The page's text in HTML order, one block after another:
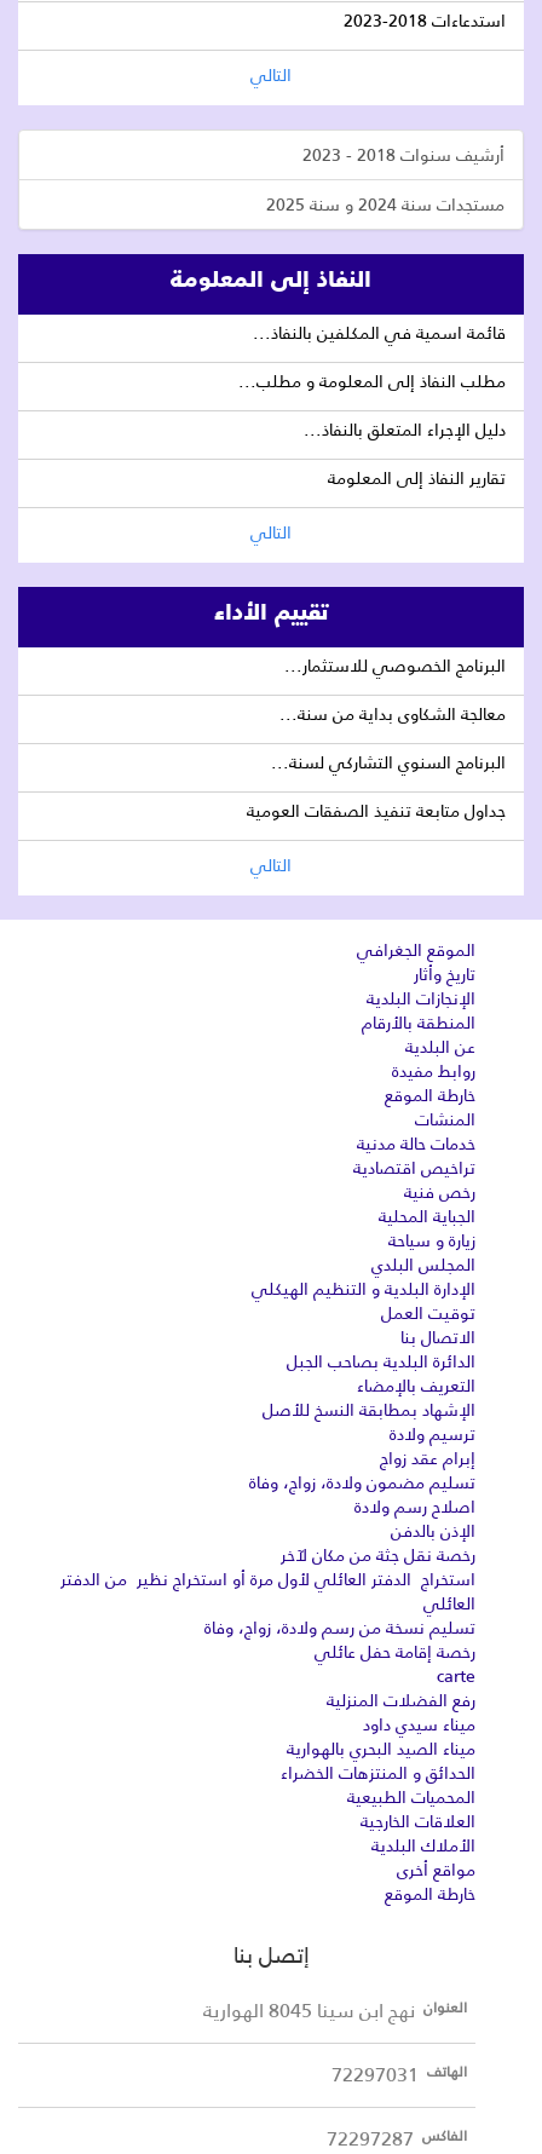
استدعاءات 2018-2023
التالي
أرشيف سنوات 2018 - 2023
مستجدات سنة 2024 و سنة 2025
النفاذ إلى المعلومة
قائمة اسمية في المكلفين بالنفاذ...
مطلب النفاذ إلى المعلومة و مطلب...
دليل الإجراء المتعلق بالنفاذ...
تقارير النفاذ إلى المعلومة
التالي
تقييم الأداء
البرنامج الخصوصي للاستثمار...
معالجة الشكاوى بداية من سنة...
البرنامج السنوي التشاركي لسنة...
جداول متابعة تنفيذ الصفقات العومية
التالي
الموقع الجغرافي
تاريخ وأثار
الإنجازات البلدية
المنطقة بالأرقام
عن البلدية
روابط مفيدة
خارطة الموقع
المنشات
خدمات حالة مدنية
تراخيص اقتصادية
رخص فنية
الجباية المحلية
زيارة و سياحة
المجلس البلدي
الإدارة البلدية و التنظيم الهيكلي
توقيت العمل
الاتصال بنا
الدائرة البلدية بصاحب الجبل
التعريف بالإمضاء
الإشهاد بمطابقة النسخ للأصل
ترسيم ولادة
إبرام عقد زواج
تسليم مضمون ولادة، زواج، وفاة
اصلاح رسم ولادة
الإذن بالدفن
رخصة نقل جثة من مكان لآخر
استخراج الدفتر العائلي لأول مرة أو استخراج نظير من الدفتر
العائلي
تسليم نسخة من رسم ولادة، زواج، وفاة
رخصة إقامة حفل عائلي
carte
رفع الفضلات المنزلية
ميناء سيدي داود
ميناء الصيد البحري بالهوارية
الحدائق و المنتزهات الخضراء
المحميات الطبيعية
العلاقات الخارجية
الأملاك البلدية
مواقع أخرى
خارطة الموقع
إتصل بنا
العنوان نهج ابن سينا 8045 الهوارية
الهاتف 72297031
الفاكس 72297287